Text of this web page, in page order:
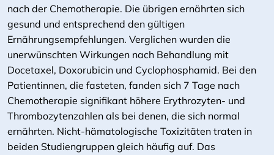
nach der Chemotherapie. Die übrigen ernährten sich
gesund und entsprechend den gültigen
Ernährungsempfehlungen. Verglichen wurden die
unerwünschten Wirkungen nach Behandlung mit
Docetaxel, Doxorubicin und Cyclophosphamid. Bei den
Patientinnen, die fasteten, fanden sich 7 Tage nach
Chemotherapie signifikant höhere Erythrozyten- und
Thrombozytenzahlen als bei denen, die sich normal
ernährten. Nicht-hämatologische Toxizitäten traten in
beiden Studiengruppen gleich häufig auf. Das